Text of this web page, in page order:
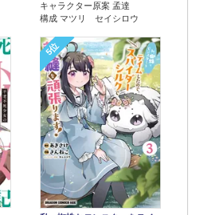
キャラクター原案 孟達
構成 マツリ セイシロウ
5位